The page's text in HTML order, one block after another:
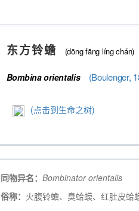
东方铃蟾 (dōng fāng líng chán)
Bombinaorientalis (Boulenger,
(点击到生命之树)
同物异名： Bombinator orientalis
俗称： 火腹铃蟾、臭蛤蟆、红肚皮蛤